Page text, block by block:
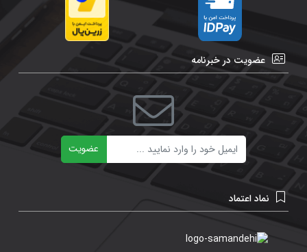
عضویت در خبرنامه
عضویت
نماد اعتماد